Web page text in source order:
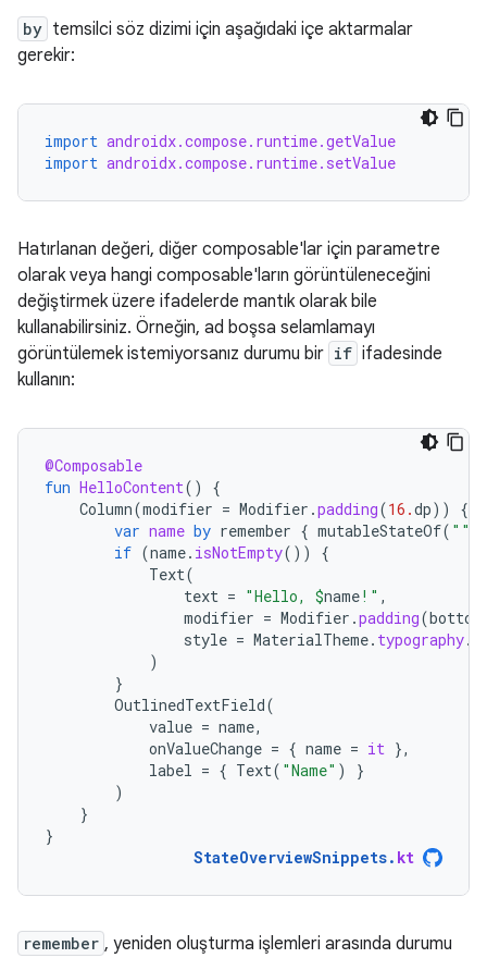
by temsilci söz dizimi için aşağıdaki içe aktarmalar
gerekir:
import androidx.compose.runtime.getValue
import androidx.compose.runtime.setValue
Hatırlanan değeri, diğer composable'lar için parametre
olarak veya hangi composable'ların görüntüleneceğini
değiştirmek üzere ifadelerde mantık olarak bile
kullanabilirsiniz. Örneğin, ad boşsa selamlamayı
görüntülemek istemiyorsanız durumu bir if ifadesinde
kullanın:
@Composable
fun HelloContent()
{
Column(modifier = Modifier .padding(16.dp))
{
var name by remember { mutableStateOf( ""
if (name. isNotEmpty())
{
Text(
text = "Hello, $name!" ,
modifier = Modifier .padding(bottom
style = MaterialTheme. typography.
)
}
OutlinedTextField(
value = name,
onValueChange = { name = it },
label = { Text( "Name" )
}
)
}
}
StateOverviewSnippets. kt
remember , yeniden oluşturma işlemleri arasında durumu